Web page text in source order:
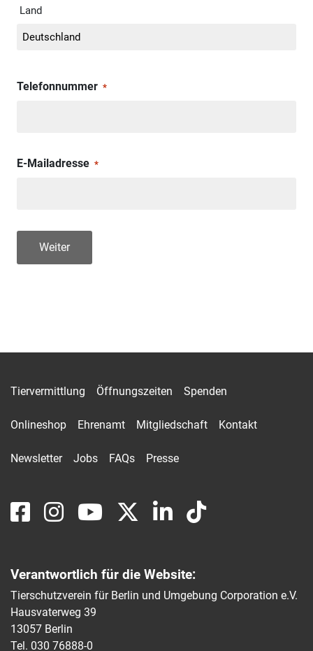
Land
Telefonnummer *
E-Mailadresse *
Weiter
Tiervermittlung Öffnungszeiten Spenden
Onlineshop Ehrenamt Mitgliedschaft Kontakt
Newsletter Jobs FAQs Presse
Verantwortlich für die Website:
Tierschutzverein für Berlin und Umgebung Corporation e.V.
Hausvaterweg 39
13057 Berlin
Tel. 030 76888-0